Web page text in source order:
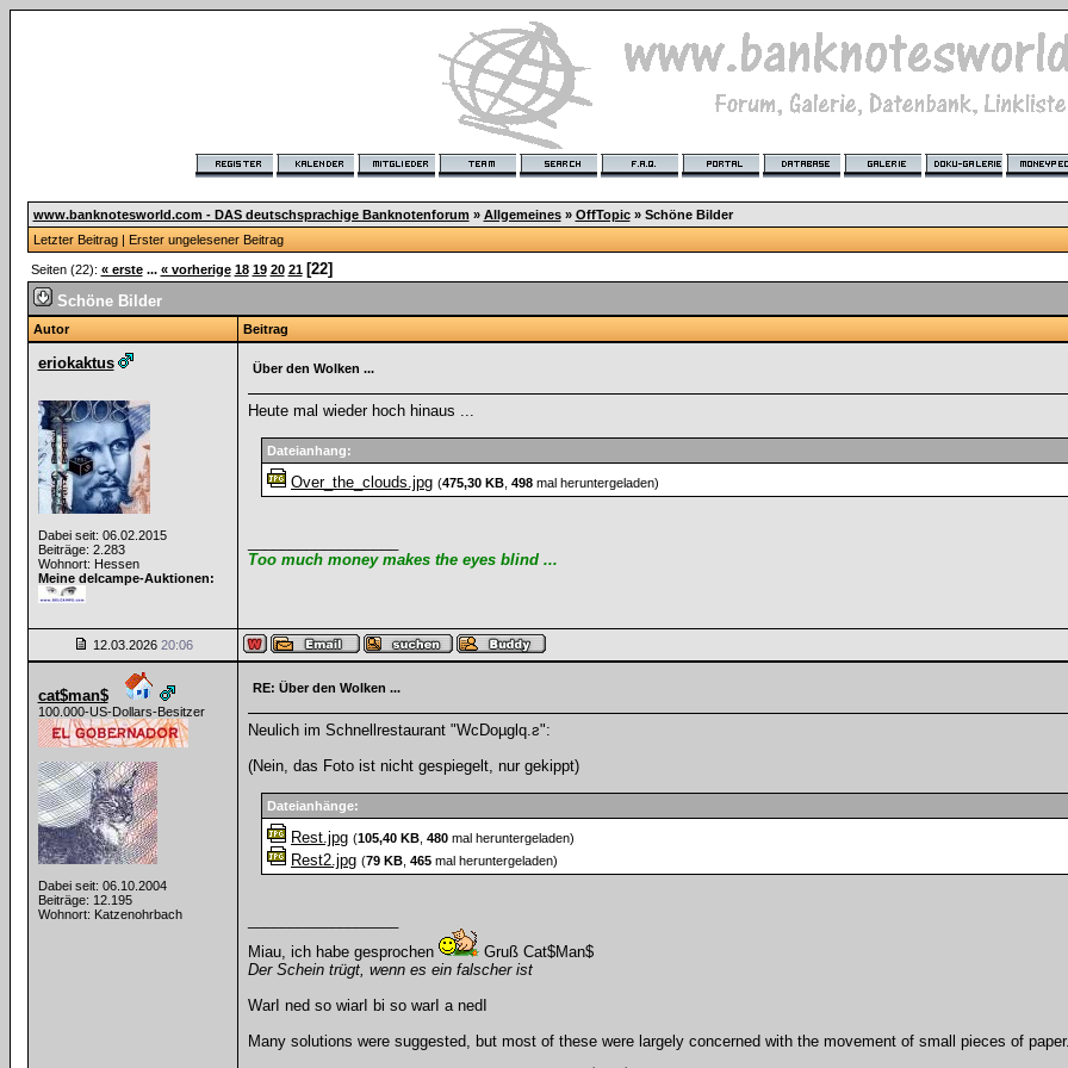
www.banknotesworld.com - DAS deutschsprachige Banknotenforum » Allgemeines» OffTopic» Schöne Bilder
Letzter Beitrag| Erster ungelesener Beitrag
Seiten (22): « erste... « vorherige 18 19 20 21 [22]
Schöne Bilder
Autor Beitrag
eriokaktus
Dabei seit: 06.02.2015
Beiträge: 2.283
Wohnort: Hessen
Meine delcampe-Auktionen:
Über den Wolken ...
Heute mal wieder hoch hinaus ...
Dateianhang:
Over_the_clouds.jpg (475,30 KB 498 mal heruntergeladen)
Too much money makes the eyes blind ...
12.03.2026 20:06
cat$man$
100.000-US-Dollars-Besitzer
Dabei seit: 06.10.2004
Beiträge: 12.195
Wohnort: Katzenohrbach
RE: Über den Wolken ...
Neulich im Schnellrestaurant "WcDoµglq.ƨ":
(Nein, das Foto ist nicht gespiegelt, nur gekippt)
Dateianhänge:
Rest.jpg (105,40 KB 480 mal heruntergeladen)
Rest2.jpg (79 KB 465 mal heruntergeladen)
Miau, ich habe gesprochen
Gruß Cat$Man$
Der Schein trügt, wenn es ein falscher ist
WarI ned so wiarI bi so warI a nedI
Many solutions were suggested, but most of these were largely concerned with the movement of small pieces of